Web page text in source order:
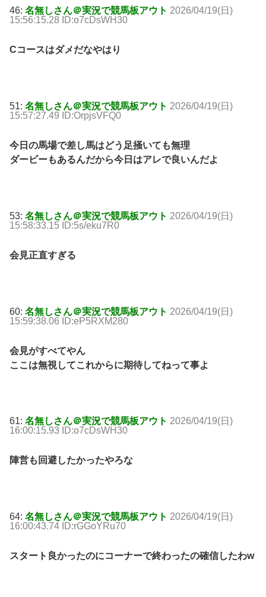
46: 名無しさん＠実況で競馬板アウト 2026/04/19(日)
15:56:15.28 ID:o7cDsWH30
Cコースはダメだなやはり
51: 名無しさん＠実況で競馬板アウト 2026/04/19(日)
15:57:27.49 ID:OrpjsVFQ0
今日の馬場で差し馬はどう足掻いても無理
ダービーもあるんだから今日はアレで良いんだよ
53: 名無しさん＠実況で競馬板アウト 2026/04/19(日)
15:58:33.15 ID:5s/eku7R0
会見正直すぎる
60: 名無しさん＠実況で競馬板アウト 2026/04/19(日)
15:59:38.06 ID:eP5RXM280
会見がすべてやん
ここは無視してこれからに期待してねって事よ
61: 名無しさん＠実況で競馬板アウト 2026/04/19(日)
16:00:15.93 ID:o7cDsWH30
陣営も回避したかったやろな
64: 名無しさん＠実況で競馬板アウト 2026/04/19(日)
16:00:43.74 ID:rGGoYRu70
スタート良かったのにコーナーで終わったの確信したわw